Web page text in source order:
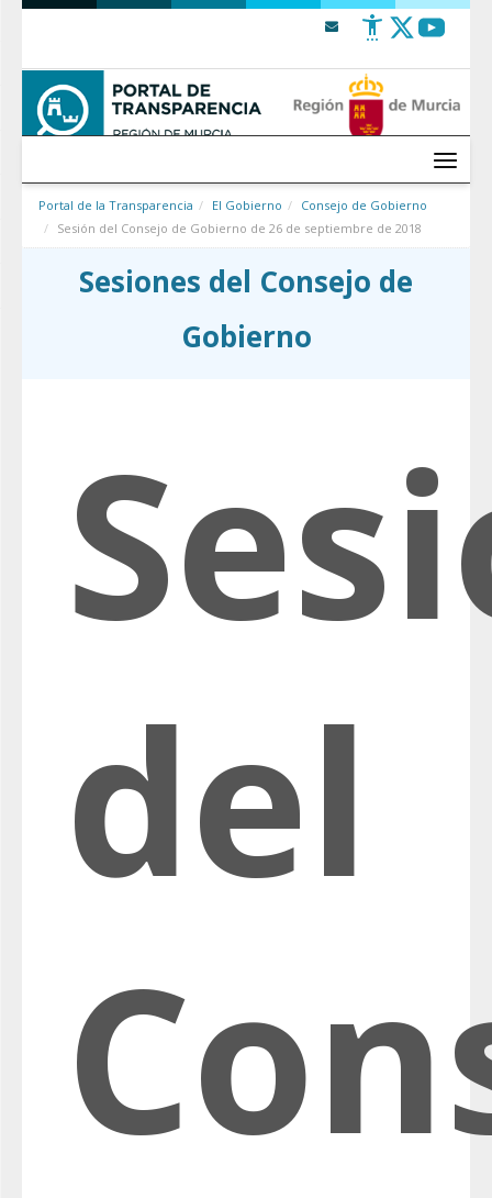
Saltar al contenido
Menú
Portal de la Transparencia El Gobierno
Consejo de Gobierno
Sesión del Consejo de Gobierno de 26 de septiembre de 2018
Sesiones del Consejo de
Gobierno
del